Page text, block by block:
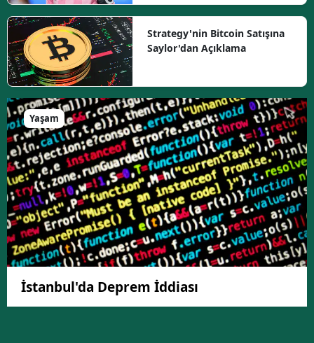
Strategy'nin Bitcoin Satışına
Saylor'dan Açıklama
Yaşam
İstanbul'da Deprem İddiası